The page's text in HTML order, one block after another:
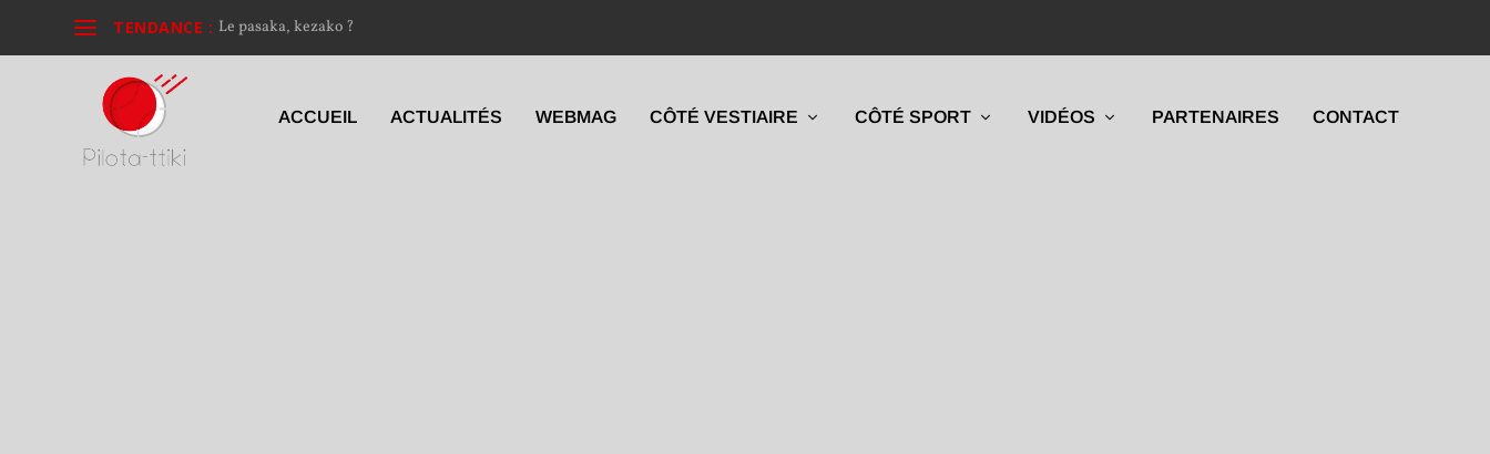
TENDANCE : Le pasaka, kezako ?
ACCUEIL ACTUALITÉS WEBMAG CÔTÉ VESTIAIRE CÔTÉ SPORT VIDÉOS PARTENAIRES CONTACT